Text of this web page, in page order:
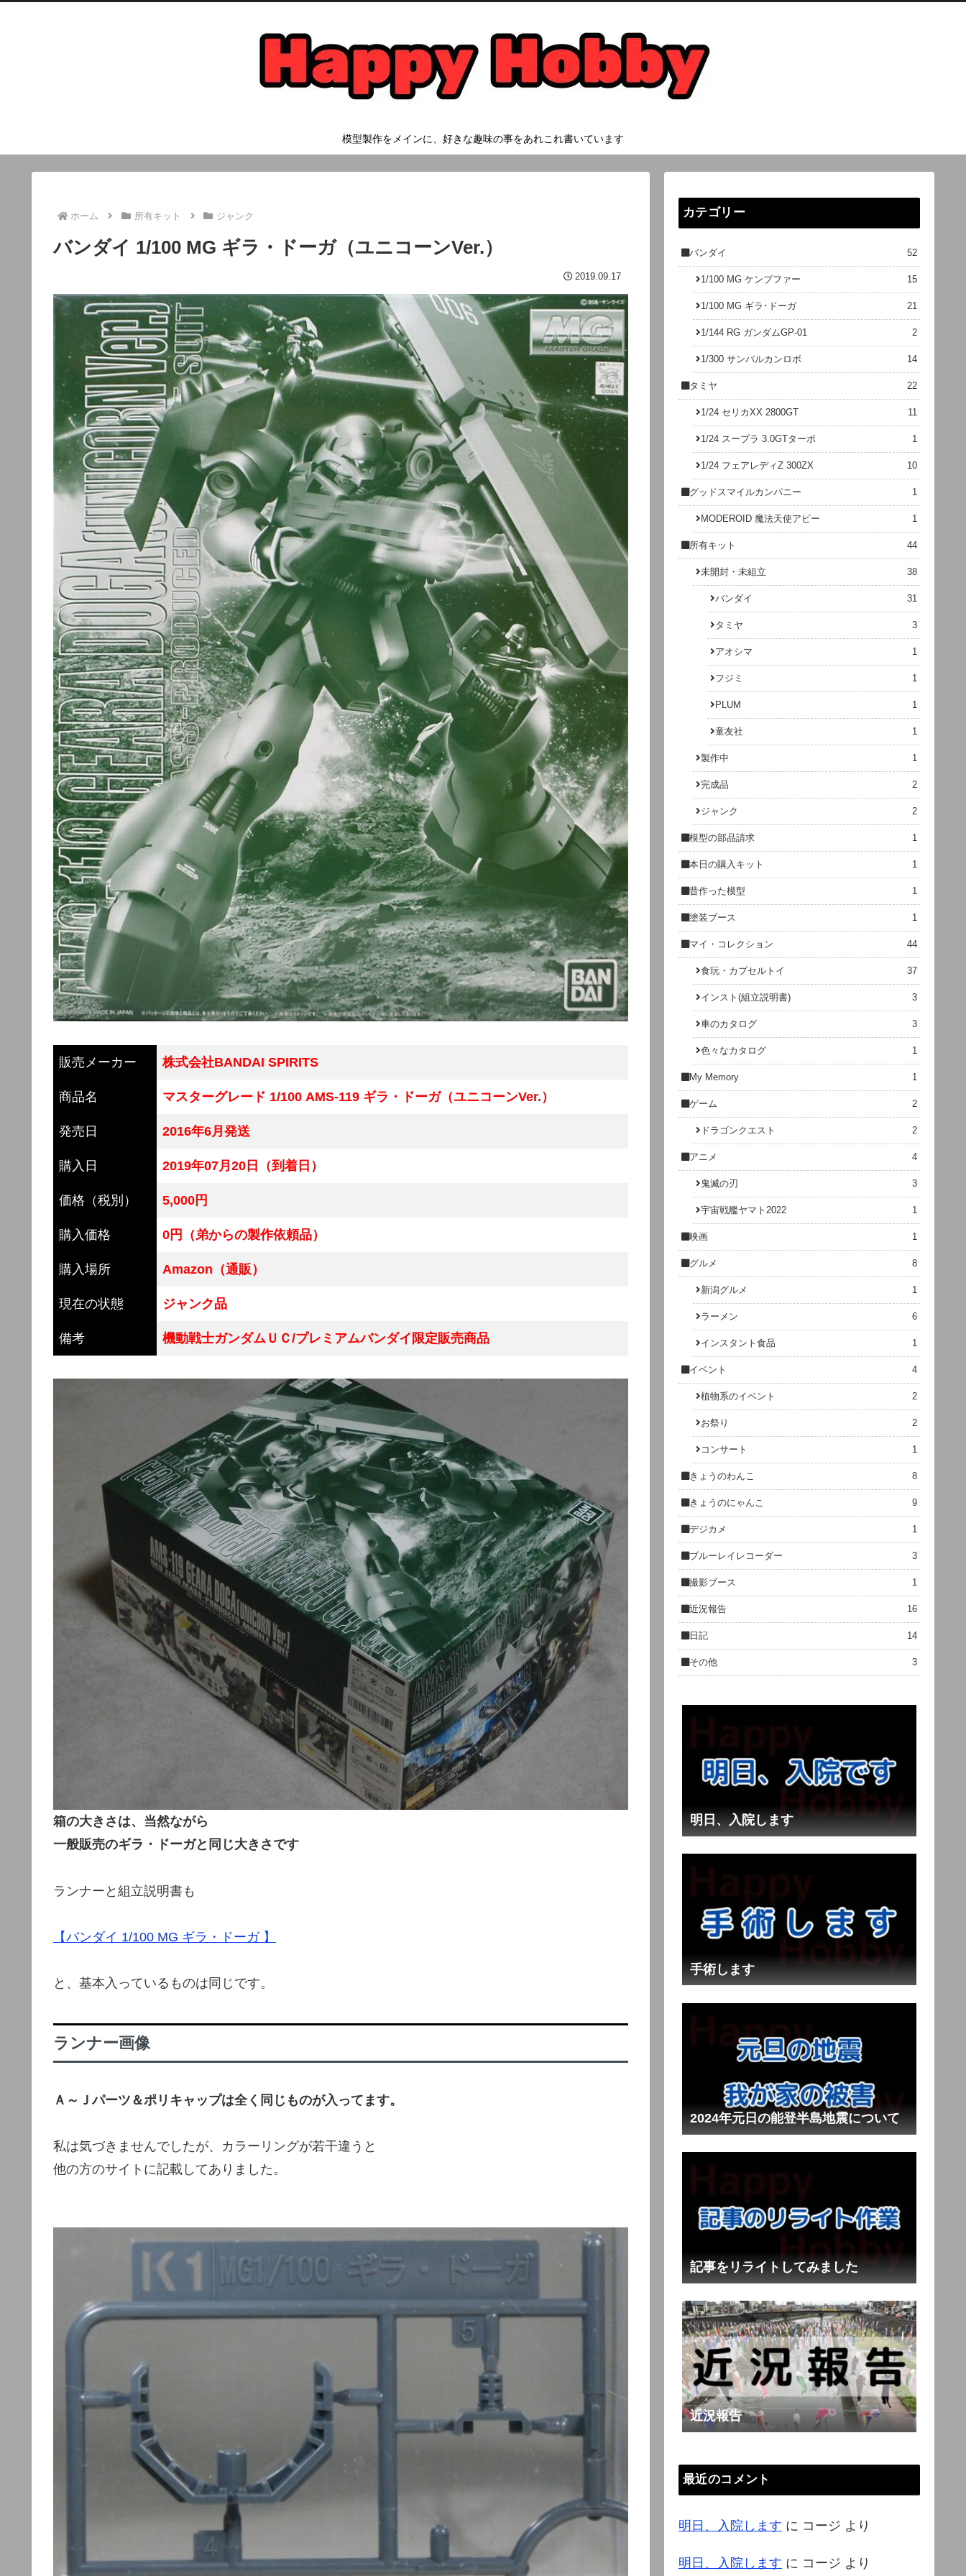
模型製作をメインに、好きな趣味の事をあれこれ書いています
ホーム 所有キット ジャンク
バンダイ 1/100 MG ギラ・ドーガ（ユニコーンVer.）
2019.09.17
販売メーカー 株式会社BANDAI SPIRITS
商品名 マスターグレード 1/100 AMS-119 ギラ・ドーガ（ユニコーンVer.）
発売日 2016年6月発送
購入日 2019年07月20日（到着日）
価格（税別） 5,000円
購入価格 0円（弟からの製作依頼品）
購入場所 Amazon（通販）
現在の状態 ジャンク品
備考 機動戦士ガンダムＵＣ/プレミアムバンダイ限定販売商品
箱の大きさは、当然ながら
一般販売のギラ・ドーガと同じ大きさです
ランナーと組立説明書も
【バンダイ 1/100 MG ギラ・ドーガ 】
と、基本入っているものは同じです。
ランナー画像
Ａ～Ｊパーツ＆ポリキャップは全く同じものが入ってます。
私は気づきませんでしたが、カラーリングが若干違うと
他の方のサイトに記載してありました。
カテゴリー
バンダイ 52
1/100 MG ケンプファー 15
1/100 MG ギラ･ドーガ 21
1/144 RG ガンダムGP-01 2
1/300 サンバルカンロボ 14
タミヤ 22
1/24 セリカXX 2800GT 11
1/24 スープラ 3.0GTターボ 1
1/24 フェアレディZ 300ZX 10
グッドスマイルカンパニー 1
MODEROID 魔法天使アビー 1
所有キット 44
未開封・未組立 38
バンダイ 31
タミヤ 3
アオシマ 1
フジミ 1
PLUM 1
童友社 1
製作中 1
完成品 2
ジャンク 2
模型の部品請求 1
本日の購入キット 1
昔作った模型 1
塗装ブース 1
マイ・コレクション 44
食玩・カプセルトイ 37
インスト(組立説明書) 3
車のカタログ 3
色々なカタログ 1
My Memory 1
ゲーム 2
ドラゴンクエスト 2
アニメ 4
鬼滅の刃 3
宇宙戦艦ヤマト2022 1
映画 1
グルメ 8
新潟グルメ 1
ラーメン 6
インスタント食品 1
イベント 4
植物系のイベント 2
お祭り 2
コンサート 1
きょうのわんこ 8
きょうのにゃんこ 9
デジカメ 1
ブルーレイレコーダー 3
撮影ブース 1
近況報告 16
日記 14
その他 3
明日、入院します
手術します
2024年元日の能登半島地震について
記事をリライトしてみました
近況報告
最近のコメント
明日、入院します に コージ より
明日、入院します に コージ より